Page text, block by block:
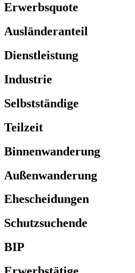
Erwerbsquote
Ausländeranteil
Dienstleistung
Industrie
Selbstständige
Teilzeit
Binnenwanderung
Außenwanderung
Ehescheidungen
Schutzsuchende
BIP